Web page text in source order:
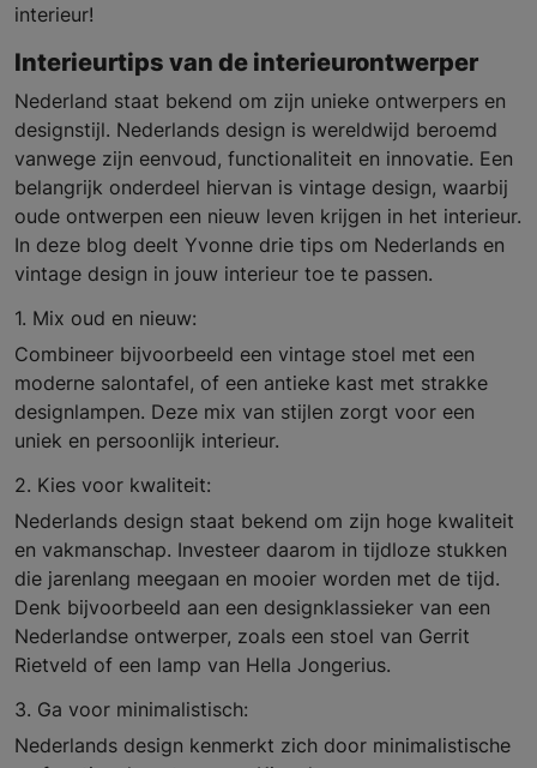
interieur!
Interieurtips van de interieurontwerper
Nederland staat bekend om zijn unieke ontwerpers en
designstijl. Nederlands design is wereldwijd beroemd
vanwege zijn eenvoud, functionaliteit en innovatie. Een
belangrijk onderdeel hiervan is vintage design, waarbij
oude ontwerpen een nieuw leven krijgen in het interieur.
In deze blog deelt Yvonne drie tips om Nederlands en
vintage design in jouw interieur toe te passen.
1. Mix oud en nieuw:
Combineer bijvoorbeeld een vintage stoel met een
moderne salontafel, of een antieke kast met strakke
designlampen. Deze mix van stijlen zorgt voor een
uniek en persoonlijk interieur.
2. Kies voor kwaliteit:
Nederlands design staat bekend om zijn hoge kwaliteit
en vakmanschap. Investeer daarom in tijdloze stukken
die jarenlang meegaan en mooier worden met de tijd.
Denk bijvoorbeeld aan een designklassieker van een
Nederlandse ontwerper, zoals een stoel van Gerrit
Rietveld of een lamp van Hella Jongerius.
3. Ga voor minimalistisch:
Nederlands design kenmerkt zich door minimalistische